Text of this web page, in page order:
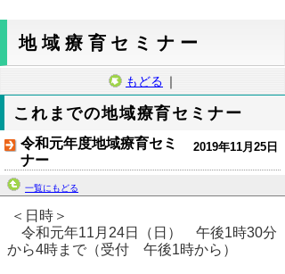
地域療育セミナー
もどる ｜
これまでの地域療育セミナー
2019年11月25日
令和元年度地域療育セミ
ナー
一覧にもどる
＜日時＞
令和元年11月24日（日） 午後1時30分
から4時まで（受付 午後1時から）